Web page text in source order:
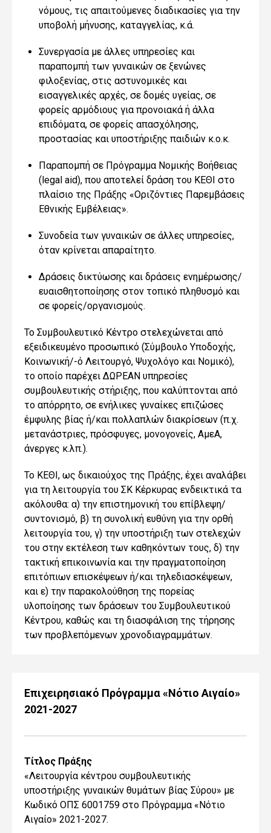
νόμους, τις απαιτούμενες διαδικασίες για την
υποβολή μήνυσης, καταγγελίας, κ.ά.
Συνεργασία με άλλες υπηρεσίες και
παραπομπή των γυναικών σε ξενώνες
φιλοξενίας, στις αστυνομικές και
εισαγγελικές αρχές, σε δομές υγείας, σε
φορείς αρμόδιους για προνοιακά ή άλλα
επιδόματα, σε φορείς απασχόλησης,
προστασίας και υποστήριξης παιδιών κ.ο.κ.
Παραπομπή σε Πρόγραμμα Νομικής Βοήθειας
(legal aid), που αποτελεί δράση του ΚΕΘΙ στο
πλαίσιο της Πράξης «Οριζόντιες Παρεμβάσεις
Εθνικής Εμβέλειας».
Συνοδεία των γυναικών σε άλλες υπηρεσίες,
όταν κρίνεται απαραίτητο.
Δράσεις δικτύωσης και δράσεις ενημέρωσης/
ευαισθητοποίησης στον τοπικό πληθυσμό και
σε φορείς/οργανισμούς.
Το Συμβουλευτικό Κέντρο στελεχώνεται από
εξειδικευμένο προσωπικό (Σύμβουλο Υποδοχής,
Κοινωνική/-ό Λειτουργό, Ψυχολόγο και Νομικό),
το οποίο παρέχει ΔΩΡΕΑΝ υπηρεσίες
συμβουλευτικής στήριξης, που καλύπτονται από
το απόρρητο, σε ενήλικες γυναίκες επιζώσες
έμφυλης βίας ή/και πολλαπλών διακρίσεων (π.χ.
μετανάστριες, πρόσφυγες, μονογονείς, ΑμεΑ,
άνεργες κ.λπ.).
Το ΚΕΘΙ, ως δικαιούχος της Πράξης, έχει αναλάβει
για τη λειτουργία του ΣΚ Κέρκυρας ενδεικτικά τα
ακόλουθα: α) την επιστημονική του επίβλεψη/
συντονισμό, β) τη συνολική ευθύνη για την ορθή
λειτουργία του, γ) την υποστήριξη των στελεχών
του στην εκτέλεση των καθηκόντων τους, δ) την
τακτική επικοινωνία και την πραγματοποίηση
επιτόπιων επισκέψεων ή/και τηλεδιασκέψεων,
και ε) την παρακολούθηση της πορείας
υλοποίησης των δράσεων του Συμβουλευτικού
Κέντρου, καθώς και τη διασφάλιση της τήρησης
των προβλεπόμενων χρονοδιαγραμμάτων.
Επιχειρησιακό Πρόγραμμα «Νότιο Αιγαίο»
2021-2027
Τίτλος Πράξης
«Λειτουργία κέντρου συμβουλευτικής
υποστήριξης γυναικών θυμάτων βίας Σύρου» με
Κωδικό ΟΠΣ 6001759 στο Πρόγραμμα «Νότιο
Αιγαίο» 2021-2027.